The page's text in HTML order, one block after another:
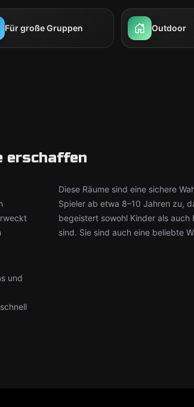
Für große Gruppen Outdoor
erschaffen
Diese Räume sind eine sichere
Spieler ab etwa 8–10 Jahren zu,
begeistert sowohl Kinder als
sind. Sie sind auch eine beliebte
und